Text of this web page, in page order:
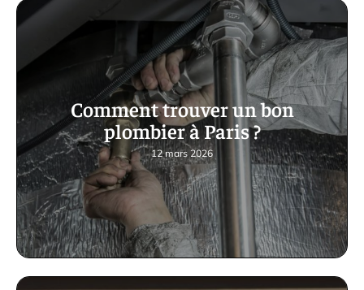
Comment trouver un bon
plombier à Paris ?
12 mars 2026